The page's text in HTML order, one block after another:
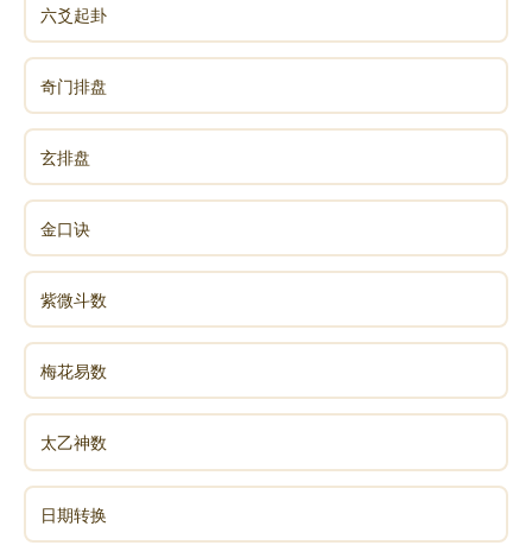
六爻起卦
奇门排盘
玄排盘
金口诀
紫微斗数
梅花易数
太乙神数
日期转换